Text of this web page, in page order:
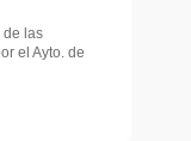
de las
el Ayto. de